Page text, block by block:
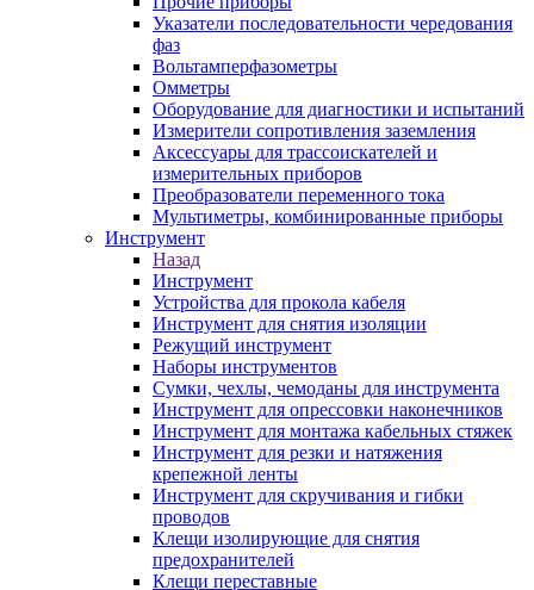
Указатели последовательности чередования
фаз
Вольтамперфазометры
Омметры
Оборудование для диагностики и испытаний
Измерители сопротивления заземления
Аксессуары для трассоискателей и
измерительных приборов
Преобразователи переменного тока
Мультиметры, комбинированные приборы
Инструмент
Назад
Инструмент
Устройства для прокола кабеля
Инструмент для снятия изоляции
Режущий инструмент
Наборы инструментов
Сумки, чехлы, чемоданы для инструмента
Инструмент для опрессовки наконечников
Инструмент для монтажа кабельных стяжек
Инструмент для резки и натяжения
крепежной ленты
Инструмент для скручивания и гибки
проводов
Клещи изолирующие для снятия
предохранителей
Клещи переставные